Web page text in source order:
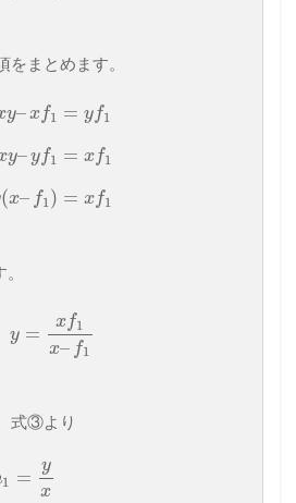
をまとめます。
y–xf1
y–yf1
(x– f1)
= yf1
= xf1
= xf1
y =
xf1
x– f1
式③より
1 =
y
x